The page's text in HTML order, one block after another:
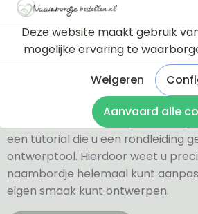
Ontwerptool
Via onderstaande knop komt u bij
een tutorial die u een rondleiding
ontwerptool. Hierdoor weet u
naambordje helemaal kunt
eigen smaak kunt ontwerpen.
Deze website maakt gebruik
mogelijke ervaring te
Weigeren
Aanvaard alle